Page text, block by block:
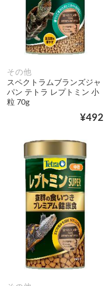
その他
スペクトラムブランズジャ
パン テトラ レプトミン 小
粒 70g
¥492